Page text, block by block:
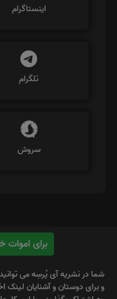
اینستاگرام
تلگرام
سروش
برای اموات خود در
شما در نشریه آی پُرسِه می
و برای دوستان و آشنایان